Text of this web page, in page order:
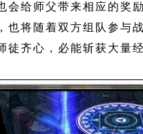
会给师父带来相应的奖
也将随着双方组队参与
徒齐心，必能斩获大量